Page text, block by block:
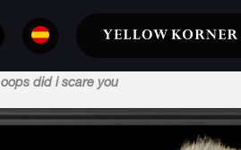
oops did i scare you